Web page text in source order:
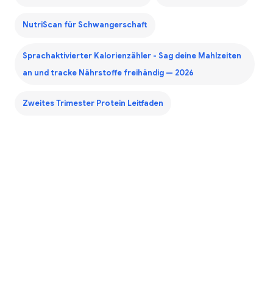
NutriScan für Schwangerschaft
Sprachaktivierter Kalorienzähler - Sag deine Mahlzeiten
an und tracke Nährstoffe freihändig — 2026
Zweites Trimester Protein Leitfaden